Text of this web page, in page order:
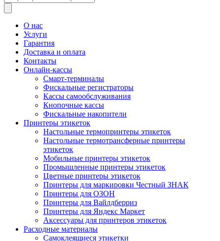
товаров
О нас
Услуги
Гарантия
Доставка и оплата
Контакты
Онлайн-кассы
Смарт-терминалы
Фискальные регистраторы
Кассы самообслуживания
Кнопочные кассы
Фискальные накопители
Принтеры этикеток
Настольные термопринтеры этикеток
Настольные термотрансферные принтеры
этикеток
Мобильные принтеры этикеток
Промышленные принтеры этикеток
Цветные принтеры этикеток
Принтеры для маркировки Честный ЗНАК
Принтеры для ОЗОН
Принтеры для Вайлдберриз
Принтеры для Яндекс Маркет
Аксессуары для принтеров этикеток
Расходные материалы
Самоклеящиеся этикетки